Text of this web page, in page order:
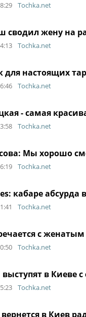
Tochka.net
сводил жену на
Tochka.net
для настоящих
Tochka.net
- самая
Tochka.net
Мы хорошо
Tochka.net
кабаре абсурда
Tochka.net
с
Tochka.net
выступят в Киеве
Tochka.net
вернется в Киев